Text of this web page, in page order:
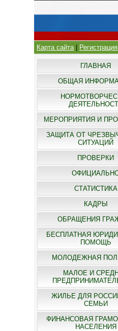
Карта сайта| Регистрация
ГЛАВНАЯ
ОБЩАЯ
МЕРОПРИЯТИЯ И
ЗАЩИТА ОТ
СИТУАЦИЙ
ПРОВЕРКИ
СТАТИСТИКА
КАДРЫ
ОБРАЩЕНИЯ
БЕСПЛАТНАЯ
ПОМОЩЬ
МОЛОДЕЖНАЯ
МАЛОЕ И
ЖИЛЬЕ ДЛЯ
СЕМЬИ
ФИНАНСОВАЯ
НАСЕЛЕНИЯ